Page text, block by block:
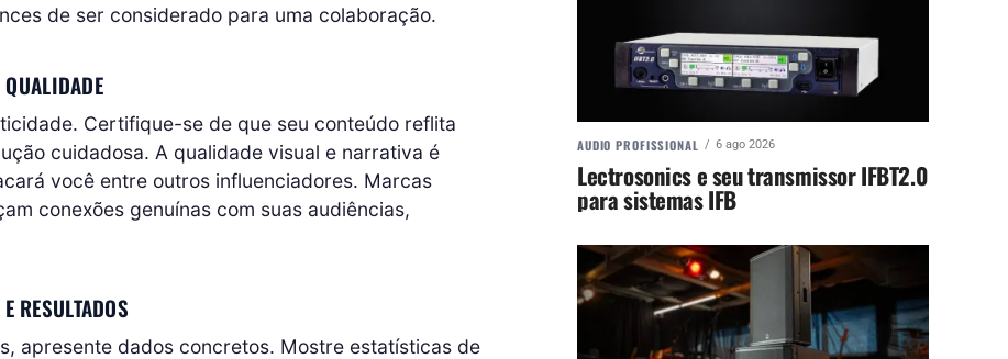
de ser considerado para uma colaboração.
Certifique-se de que seu conteúdo reflita
cuidadosa. A qualidade visual e narrativa é
você entre outros influenciadores. Marcas
conexões genuínas com suas audiências,
RESULTADOS
apresente dados concretos. Mostre estatísticas de
AUDIO PROFISSIONAL 6 ago 2026
Lectrosonics e seu transmissor IFBT2.0
para sistemas IFB